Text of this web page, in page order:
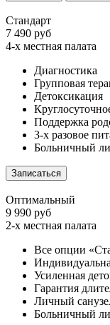
Стандарт
7 490 руб
4-х местная палата
Диагностика
Групповая
Детоксикация
Поддержка
3-х разовое
Больничный
Записаться
Оптимальный
9 990 руб
2-х местная палата
Все опции
Усиленная
Гарантия
Личный
Больничный